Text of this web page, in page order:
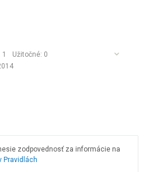
Užitočné: 0
zodpovednosť za informácie na
Pravidlách